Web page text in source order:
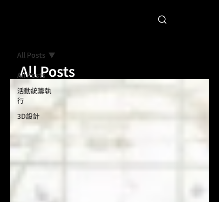
All Posts
活動統籌執
行
3D設計
All Posts
All Posts